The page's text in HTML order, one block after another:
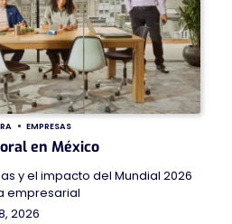
EMPRESAS
en México
y el impacto del Mundial 2026
empresarial
2026